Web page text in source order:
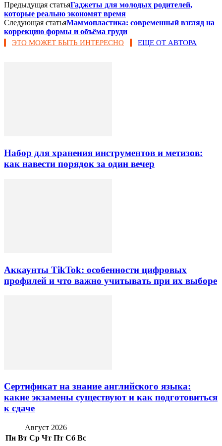
Предыдущая статьяГаджеты для молодых родителей,
которые реально экономят время
Следующая статьяМаммопластика: современный взгляд на
коррекцию формы и объёма груди
ЭТО МОЖЕТ БЫТЬ ИНТЕРЕСНО ЕЩЕ ОТ АВТОРА
Набор для хранения инструментов и метизов:
как навести порядок за один вечер
Аккаунты TikTok: особенности цифровых
профилей и что важно учитывать при их выборе
Сертификат на знание английского языка:
какие экзамены существуют и как подготовиться
к сдаче
Август 2026
Пн Вт Ср Чт Пт Сб Вс